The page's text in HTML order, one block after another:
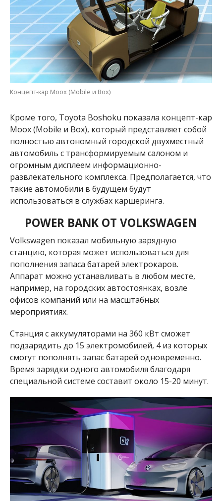
Концепт-кар Moox (Mobile и Box)
Кроме того, Toyota Boshoku показала концепт-кар
Moox (Mobile и Box), который представляет собой
полностью автономный городской двухместный
автомобиль с трансформируемым салоном и
огромным дисплеем информационно-
развлекательного комплекса. Предполагается, что
такие автомобили в будущем будут
использоваться в службах каршеринга.
POWER BANK ОТ VOLKSWAGEN
Volkswagen показал мобильную зарядную
станцию, которая может использоваться для
пополнения запаса батарей электрокаров.
Аппарат можно устанавливать в любом месте,
например, на городских автостоянках, возле
офисов компаний или на масштабных
мероприятиях.
Станция с аккумуляторами на 360 кВт сможет
подзарядить до 15 электромобилей, 4 из которых
смогут пополнять запас батарей одновременно.
Время зарядки одного автомобиля благодаря
специальной системе составит около 15-20 минут.